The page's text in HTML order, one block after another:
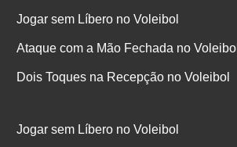
Jogar sem Líbero no Voleibol
Ataque com a Mão Fechada no Voleibol
Dois Toques na Recepção no Voleibol
Jogar sem Líbero no Voleibol